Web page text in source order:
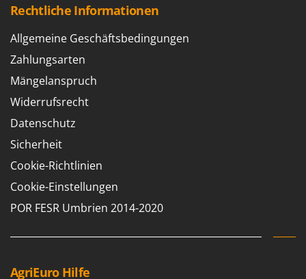
Rechtliche Informationen
Allgemeine Geschäftsbedingungen
Zahlungsarten
Mängelanspruch
Widerrufsrecht
Datenschutz
Sicherheit
Cookie-Richtlinien
Cookie-Einstellungen
POR FESR Umbrien 2014-2020
AgriEuro Hilfe